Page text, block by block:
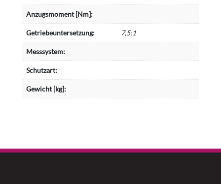
Anzugsmoment [Nm]:
Getriebeuntersetzung: 7,5:1
Messsystem:
Schutzart:
Gewicht [kg]: